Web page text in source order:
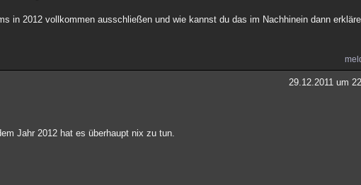
in 2012 vollkommen ausschließen und wie kannst du das im Nachhinein dann
29.12.2011 um
Jahr 2012 hat es überhaupt nix zu tun.